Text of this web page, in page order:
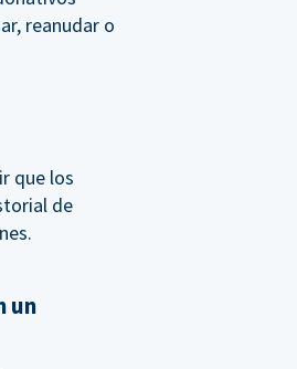
reanudar o
que los
de
un